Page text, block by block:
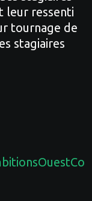
leur ressenti
tournage de
stagiaires